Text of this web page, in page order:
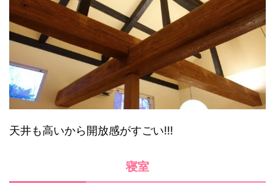
天井も高いから開放感がすごい!!!
寝室